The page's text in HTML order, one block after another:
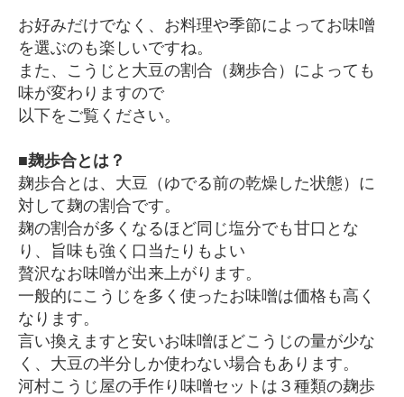
お好みだけでなく、お料理や季節によってお味噌
を選ぶのも楽しいですね。
また、こうじと大豆の割合（麹歩合）によっても
味が変わりますので
以下をご覧ください。
■麹歩合とは？
麹歩合とは、大豆（ゆでる前の乾燥した状態）に
対して麹の割合です。
麹の割合が多くなるほど同じ塩分でも甘口とな
り、旨味も強く口当たりもよい
贅沢なお味噌が出来上がります。
一般的にこうじを多く使ったお味噌は価格も高く
なります。
言い換えますと安いお味噌ほどこうじの量が少な
く、大豆の半分しか使わない場合もあります。
河村こうじ屋の手作り味噌セットは３種類の麹歩